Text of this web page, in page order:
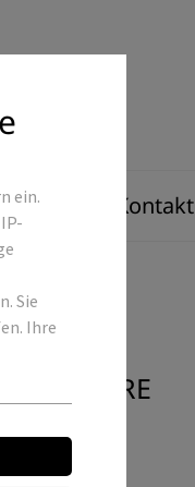
Kontakt
RE
ein.
Sie
Ihre